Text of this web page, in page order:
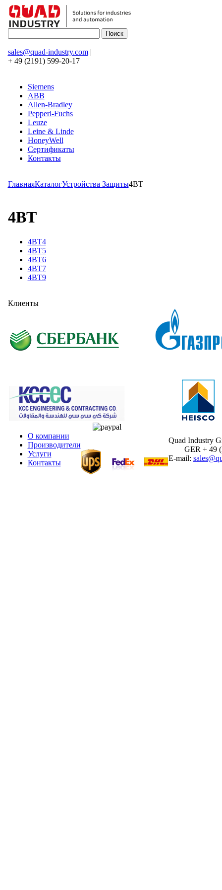
sales@quad-industry.com|
+ 49 (2191) 599-20-17
Siemens
ABB
Allen-Bradley
Pepperl-Fuchs
Leuze
Leine & Linde
HoneyWell
Сертификаты
Контакты
ГлавнаяКаталогУстройства Защиты4BT
4BT
4BT4
4BT5
4BT6
4BT7
4BT9
Клиенты
О компании
Производители
Услуги
Контакты
Quad Industry
GER + 49
E-mail: